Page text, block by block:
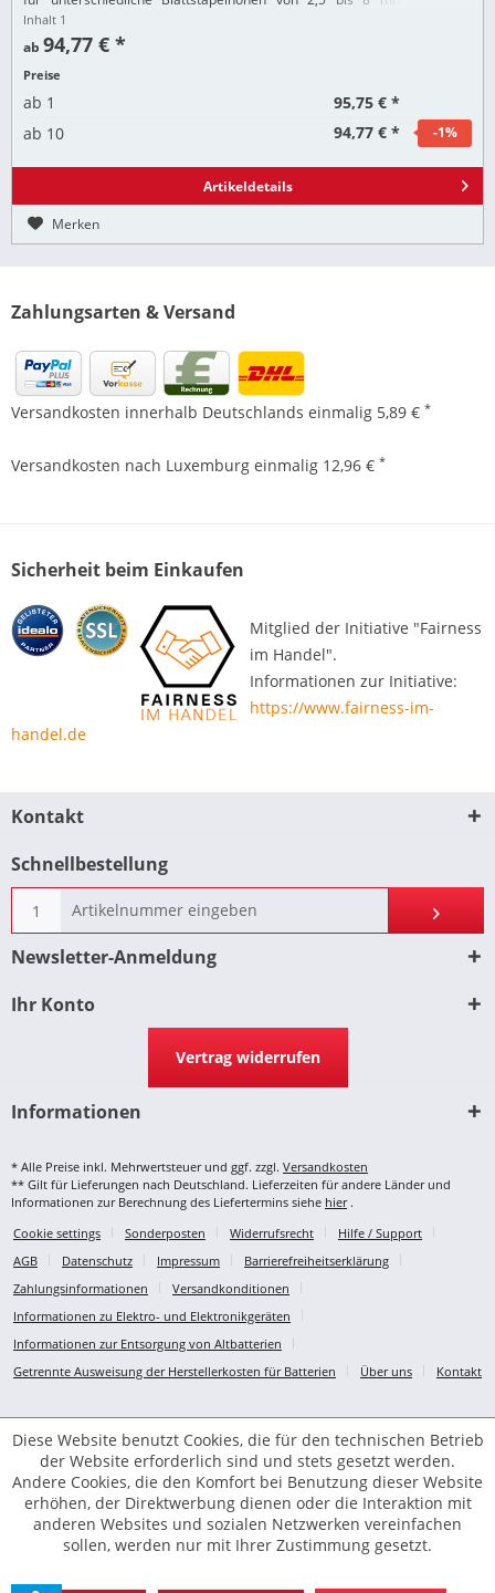
inklusive 4 Heftklammerkassetten...
Inhalt 1
ab94,77 € *
Preise
ab 1
95,75 € *
ab 10 94,77 € * -1%
Artikeldetails
Merken
Zahlungsarten & Versand
Versandkosten innerhalb Deutschlands einmalig 5,89 € *
Versandkosten nach Luxemburg einmalig 12,96 € *
Sicherheit beim Einkaufen
Mitglied der Initiative "Fairness
im Handel".
Informationen zur Initiative:
https://www.fairness-im-
handel.de
Kontakt
Schnellbestellung
Newsletter-Anmeldung
Ihr Konto
Vertrag widerrufen
Informationen
* Alle Preise inkl. Mehrwertsteuer und ggf. zzgl. Versandkosten
** Gilt für Lieferungen nach Deutschland. Lieferzeiten für andere Länder und
Informationen zur Berechnung des Liefertermins siehe hier.
Cookie settings
Sonderposten Widerrufsrecht
Hilfe / Support
AGB
Datenschutz Impressum
Barrierefreiheitserklärung
Zahlungsinformationen
Versandkonditionen
Informationen zu Elektro- und Elektronikgeräten
Informationen zur Entsorgung von Altbatterien
Getrennte Ausweisung der Herstellerkosten für Batterien
Über uns Kontakt
Diese Website benutzt Cookies, die für den technischen Betrieb
der Website erforderlich sind und stets gesetzt werden.
Andere Cookies, die den Komfort bei Benutzung dieser Website
erhöhen, der Direktwerbung dienen oder die Interaktion mit
anderen Websites und sozialen Netzwerken vereinfachen
sollen, werden nur mit Ihrer Zustimmung gesetzt.